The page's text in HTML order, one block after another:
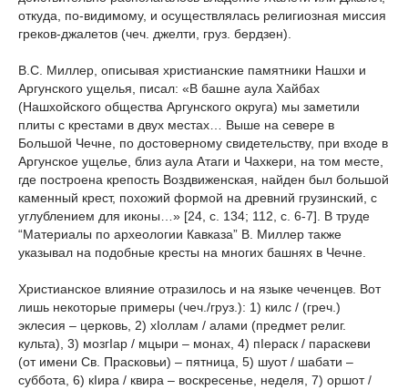
откуда, по-видимому, и осуществлялась религиозная миссия
греков-джалетов (чеч. джелти, груз. бердзен).
В.С. Миллер, описывая христианские памятники Нашхи и
Аргунского ущелья, писал: «В башне аула Хайбах
(Нашхойского общества Аргунского округа) мы заметили
плиты с крестами в двух местах… Выше на севере в
Большой Чечне, по достоверному свидетельству, при входе в
Аргунское ущелье, близ аула Атаги и Чахкери, на том месте,
где построена крепость Воздвиженская, найден был большой
каменный крест, похожий формой на древний грузинский, с
углублением для иконы…» [24, c. 134; 112, c. 6-7]. В труде
“Материалы по археологии Кавказа” В. Миллер также
указывал на подобные кресты на многих башнях в Чечне.
Христианское влияние отразилось и на языке чеченцев. Вот
лишь некоторые примеры (чеч./груз.): 1) килс / (греч.)
эклесия – церковь, 2) хIоллам / алами (предмет религ.
культа), 3) мозгIар / мцыри – монах, 4) пIераск / параскеви
(от имени Св. Прасковьи) – пятница, 5) шуот / шабати –
суббота, 6) кIира / квира – воскресенье, неделя, 7) оршот /